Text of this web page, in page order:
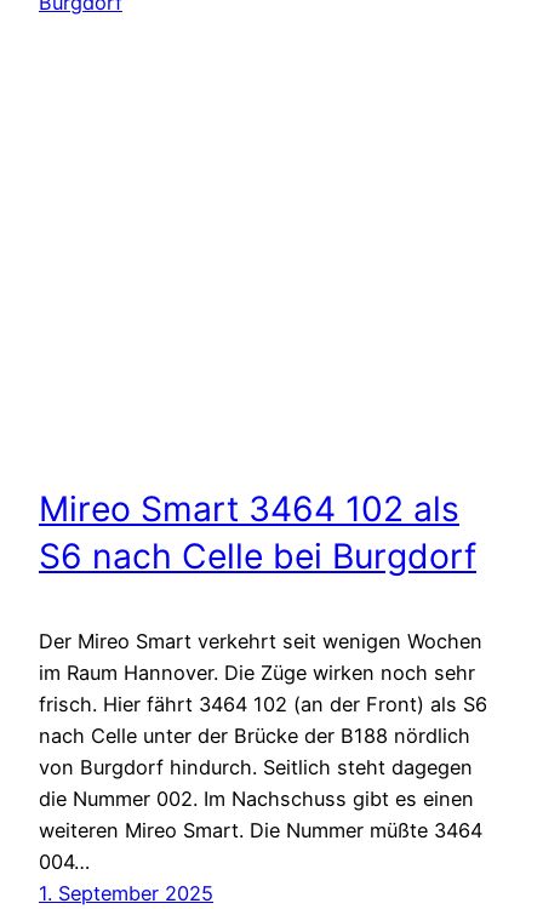
Mireo Smart 3464 102 als
S6 nach Celle bei Burgdorf
Der Mireo Smart verkehrt seit wenigen Wochen
im Raum Hannover. Die Züge wirken noch sehr
frisch. Hier fährt 3464 102 (an der Front) als S6
nach Celle unter der Brücke der B188 nördlich
von Burgdorf hindurch. Seitlich steht dagegen
die Nummer 002. Im Nachschuss gibt es einen
weiteren Mireo Smart. Die Nummer müßte 3464
004…
1. September 2025